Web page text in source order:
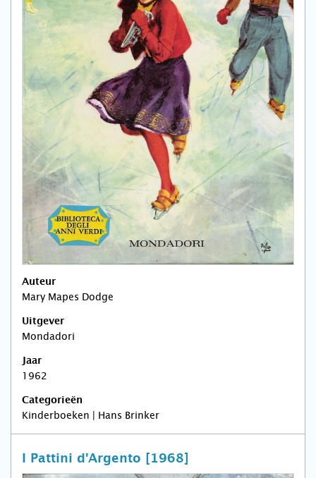
Auteur
Mary Mapes Dodge
Uitgever
Mondadori
Jaar
1962
Categorieën
Kinderboeken | Hans Brinker
I Pattini d'Argento [1968]